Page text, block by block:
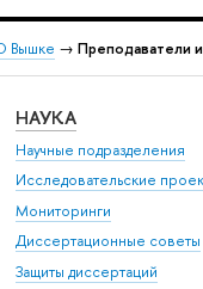
Вышке → Преподаватели
НАУКА
Научные подразделения
Исследовательские
Мониторинги
Диссертационные советы
Защиты диссертаций